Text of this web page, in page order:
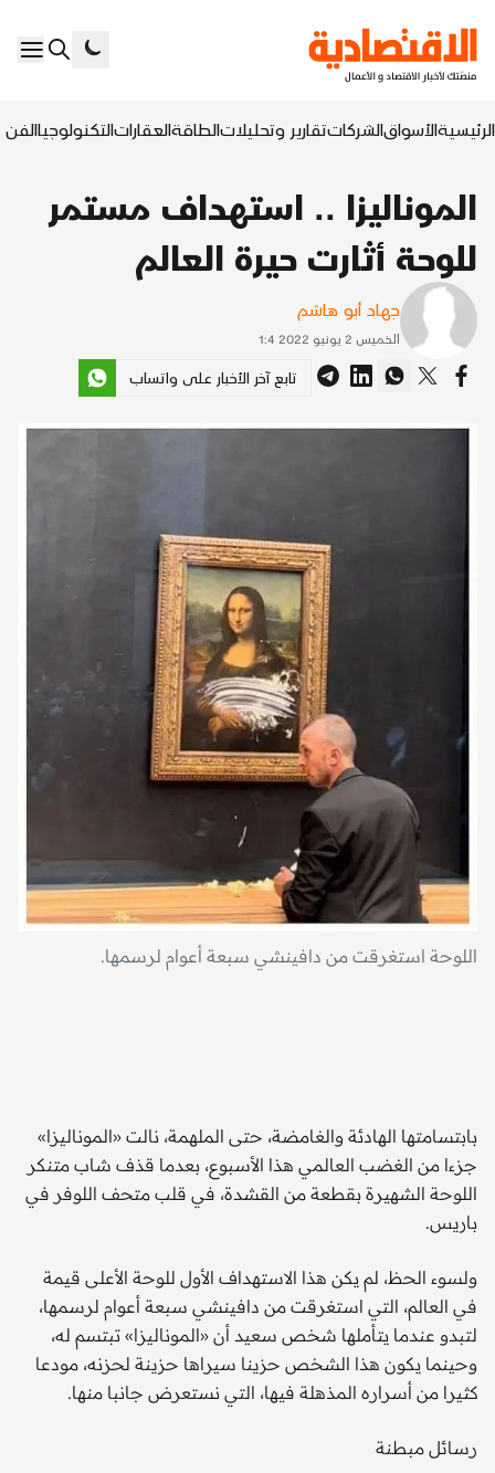
الرئيسيةالأسواقالشركاتتقارير وتحليلاتالطاقةالعقاراتالتكنولوجياالفن
الموناليزا .. استهداف مستمر
للوحة أثارت حيرة العالم
جهاد أبو هاشم
الخميس 2 يونيو 2022 1:4
تابع آخر الأخبار على واتساب
اللوحة استغرقت من دافينشي سبعة أعوام لرسمها.
بابتسامتها الهادئة والغامضة، حتى الملهمة، نالت «الموناليزا»
جزءا من الغضب العالمي هذا الأسبوع، بعدما قذف شاب متنكر
اللوحة الشهيرة بقطعة من القشدة، في قلب متحف اللوفر في
باريس.
ولسوء الحظ، لم يكن هذا الاستهداف الأول للوحة الأعلى قيمة
في العالم، التي استغرقت من دافينشي سبعة أعوام لرسمها،
لتبدو عندما يتأملها شخص سعيد أن «الموناليزا» تبتسم له،
وحينما يكون هذا الشخص حزينا سيراها حزينة لحزنه، مودعا
كثيرا من أسراره المذهلة فيها، التي نستعرض جانبا منها.
رسائل مبطنة